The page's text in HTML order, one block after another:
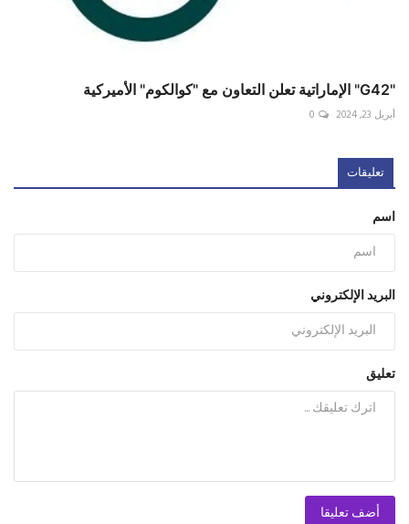
"G42" الإماراتية تعلن التعاون مع "كوالكوم" الأميركية
أبريل 23, 2024 0
تعليقات
اسم
البريد الإلكتروني
تعليق
أضف تعليقا